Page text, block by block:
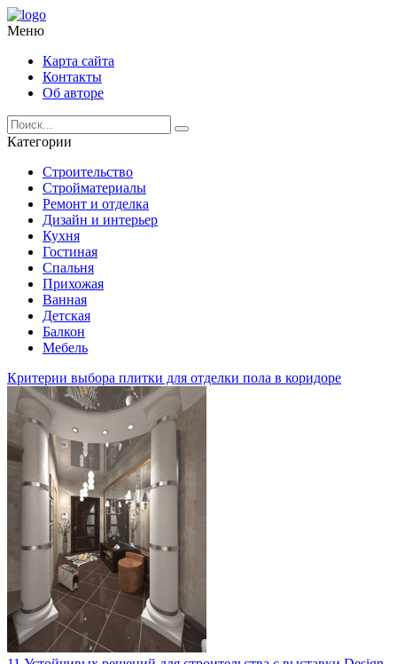
Меню
Карта сайта
Контакты
Об авторе
Категории
Строительство
Стройматериалы
Ремонт и отделка
Дизайн и интерьер
Кухня
Гостиная
Спальня
Прихожая
Ванная
Детская
Балкон
Мебель
Критерии выбора плитки для отделки пола в коридоре